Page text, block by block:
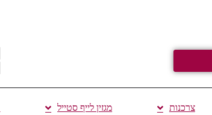
צרכנות מגזין לייף סטייל